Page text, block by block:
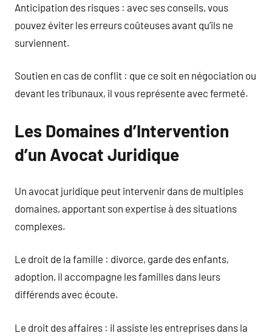
Anticipation des risques : avec ses conseils, vous
pouvez éviter les erreurs coûteuses avant qu’ils ne
surviennent.
Soutien en cas de conflit : que ce soit en négociation ou
devant les tribunaux, il vous représente avec fermeté.
Les Domaines d’Intervention
d’un Avocat Juridique
Un avocat juridique peut intervenir dans de multiples
domaines, apportant son expertise à des situations
complexes.
Le droit de la famille : divorce, garde des enfants,
adoption, il accompagne les familles dans leurs
différends avec écoute.
Le droit des affaires : il assiste les entreprises dans la